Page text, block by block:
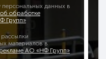
персональных данных в
обработке
Групп»
материалов в
АО «НФ Групп»